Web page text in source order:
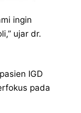
ingin
ujar dr.
IGD
pada